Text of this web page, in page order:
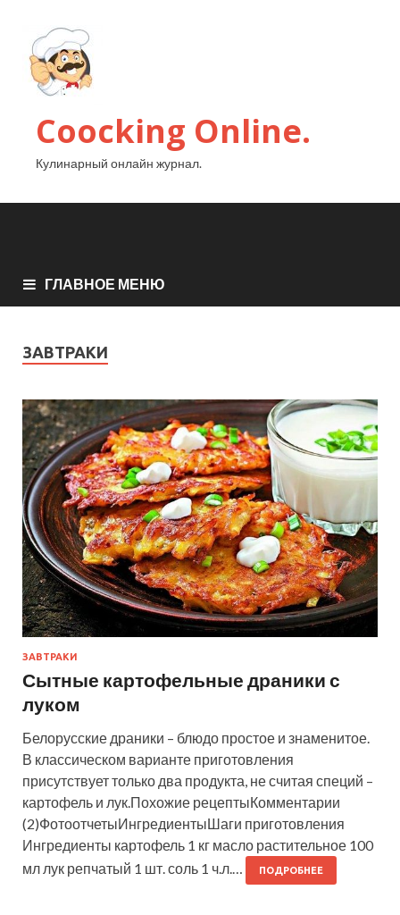
Coocking Online.
Кулинарный онлайн журнал.
ГЛАВНОЕ МЕНЮ
ЗАВТРАКИ
ЗАВТРАКИ
Сытные картофельные драники с
луком
Белорусские драники – блюдо простое и знаменитое.
В классическом варианте приготовления
присутствует только два продукта, не считая специй –
картофель и лук.Похожие рецептыКомментарии
(2)ФотоотчетыИнгредиентыШаги приготовления
Ингредиенты картофель 1 кг масло растительное 100
мл лук репчатый 1 шт. соль 1 ч.л.…
ПОДРОБНЕЕ